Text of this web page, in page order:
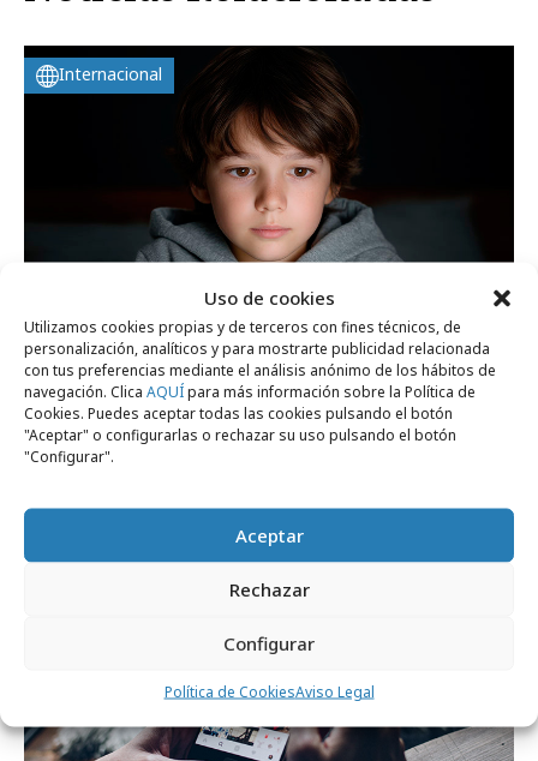
Uso de cookies
Utilizamos cookies propias y de terceros con fines técnicos, de
personalización, analíticos y para mostrarte publicidad relacionada
con tus preferencias mediante el análisis anónimo de los hábitos de
navegación. Clica AQUÍpara más información sobre la Política de
Cookies. Puedes aceptar todas las cookies pulsando el botón
"Aceptar" o configurarlas o rechazar su uso pulsando el botón
"Configurar".
Aceptar
Rechazar
Configurar
Política de CookiesAviso Legal
Internacional
viernes, 24 de julio 2026
Francia aprueba la prohibición de las
redes sociales a menores de 15 años